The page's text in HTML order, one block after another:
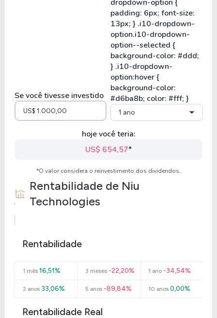
Se você tivesse investido
1 ano
hoje você teria:
US$ 654,57*
*O valor considera o reinvestimento dos dividendos.
Rentabilidade de Niu
Technologies
Rentabilidade
1 mês 16,51% 3 meses -22,20% 1 ano-34,54%
2 anos 33,06% 5 anos -89,84% 10 anos0,00%
Rentabilidade Real